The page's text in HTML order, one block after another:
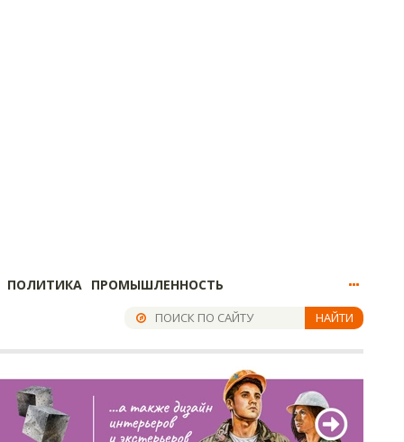
ПОЛИТИКА ПРОМЫШЛЕННОСТЬ
НАЙТИ